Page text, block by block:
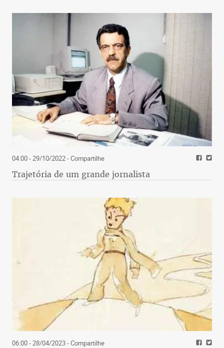
04:00 - 29/10/2022- Compartilhe
Trajetória de um grande jornalista
06:00 - 28/04/2023- Compartilhe